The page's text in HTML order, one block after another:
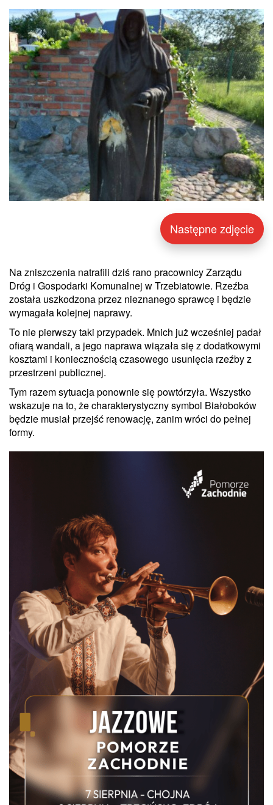
Następne zdjęcie
Na zniszczenia natrafili dziś rano pracownicy Zarządu
Dróg i Gospodarki Komunalnej w Trzebiatowie. Rzeźba
została uszkodzona przez nieznanego sprawcę i będzie
wymagała kolejnej naprawy.
To nie pierwszy taki przypadek. Mnich już wcześniej padał
ofiarą wandali, a jego naprawa wiązała się z dodatkowymi
kosztami i koniecznością czasowego usunięcia rzeźby z
przestrzeni publicznej.
Tym razem sytuacja ponownie się powtórzyła. Wszystko
wskazuje na to, że charakterystyczny symbol Białoboków
będzie musiał przejść renowację, zanim wróci do pełnej
formy.